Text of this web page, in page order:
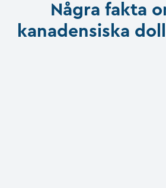
Några fakta
kanadensiska